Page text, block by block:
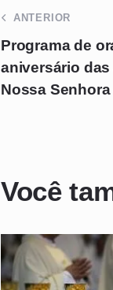
ANTERIOR
Programa de
aniversário
Nossa
Você